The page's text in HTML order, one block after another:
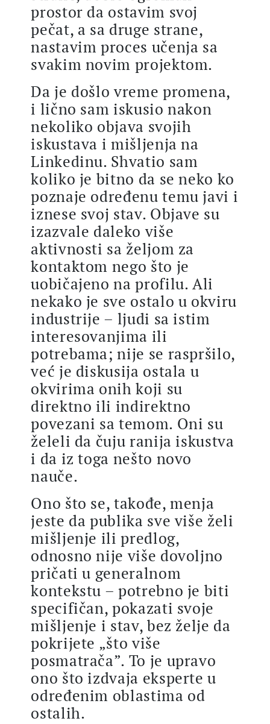
prostor da ostavim svoj
pečat, a sa druge strane,
nastavim proces učenja sa
svakim novim projektom.
Da je došlo vreme promena,
i lično sam iskusio nakon
nekoliko objava svojih
iskustava i mišljenja na
Linkedinu. Shvatio sam
koliko je bitno da se neko ko
poznaje određenu temu javi i
iznese svoj stav. Objave su
izazvale daleko više
aktivnosti sa željom za
kontaktom nego što je
uobičajeno na profilu. Ali
nekako je sve ostalo u okviru
industrije – ljudi sa istim
interesovanjima ili
potrebama; nije se raspršilo,
već je diskusija ostala u
okvirima onih koji su
direktno ili indirektno
povezani sa temom. Oni su
želeli da čuju ranija iskustva
i da iz toga nešto novo
nauče.
Ono što se, takođe, menja
jeste da publika sve više želi
mišljenje ili predlog,
odnosno nije više dovoljno
pričati u generalnom
kontekstu – potrebno je biti
specifičan, pokazati svoje
mišljenje i stav, bez želje da
pokrijete „što više
posmatrača”. To je upravo
ono što izdvaja eksperte u
određenim oblastima od
ostalih.